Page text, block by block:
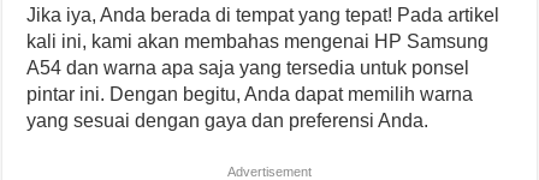
Jika iya, Anda berada di tempat yang tepat! Pada artikel
kali ini, kami akan membahas mengenai HP Samsung
A54 dan warna apa saja yang tersedia untuk ponsel
pintar ini. Dengan begitu, Anda dapat memilih warna
yang sesuai dengan gaya dan preferensi Anda.
Advertisement